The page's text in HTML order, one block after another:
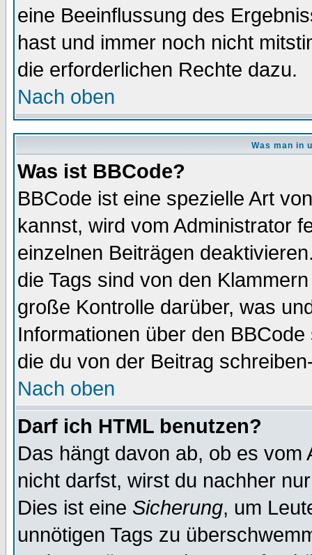
eine Beeinflussung des
hast und immer noch nicht
die erforderlichen Rechte dazu.
Nach oben
Was man in
Was ist BBCode?
BBCode ist eine spezielle Art
kannst, wird vom Administrator
einzelnen Beiträgen
die Tags sind von den
große Kontrolle darüber, was
Informationen über den
die du von der Beitrag
Nach oben
Darf ich HTML benutzen?
Das hängt davon ab, ob es
nicht darfst, wirst du nachher
Dies ist eine Sicherung, um
unnötigen Tags zu